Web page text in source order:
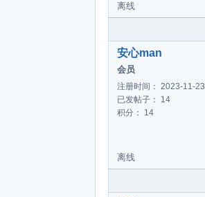
离线
安心man
会员
注册时间： 2023-11-23
已发帖子： 14
积分： 14
离线